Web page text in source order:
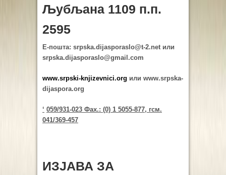
Љубљана 1109 п.п.
2595
Е-пошта: srpska.dijasporaslo@t-2.net или
srpska.dijasporaslo@gmail.com
www.srpski-knjizevnici.org или www.srpska-
dijaspora.org
‘ 059/931-023 Фаx.: (0) 1 5055-877, гсм.
041/369-457
ИЗЈАВА ЗА